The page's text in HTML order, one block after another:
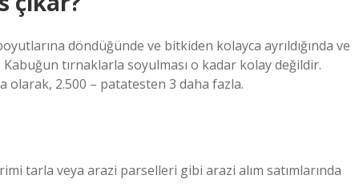
döndüğünde ve bitkiden kolayca ayrıldığında ve
tırnaklarla soyulması o kadar kolay değildir.
olarak, 2.500 – patatesten 3 daha fazla.
tarla veya arazi parselleri gibi arazi alım satımlarında